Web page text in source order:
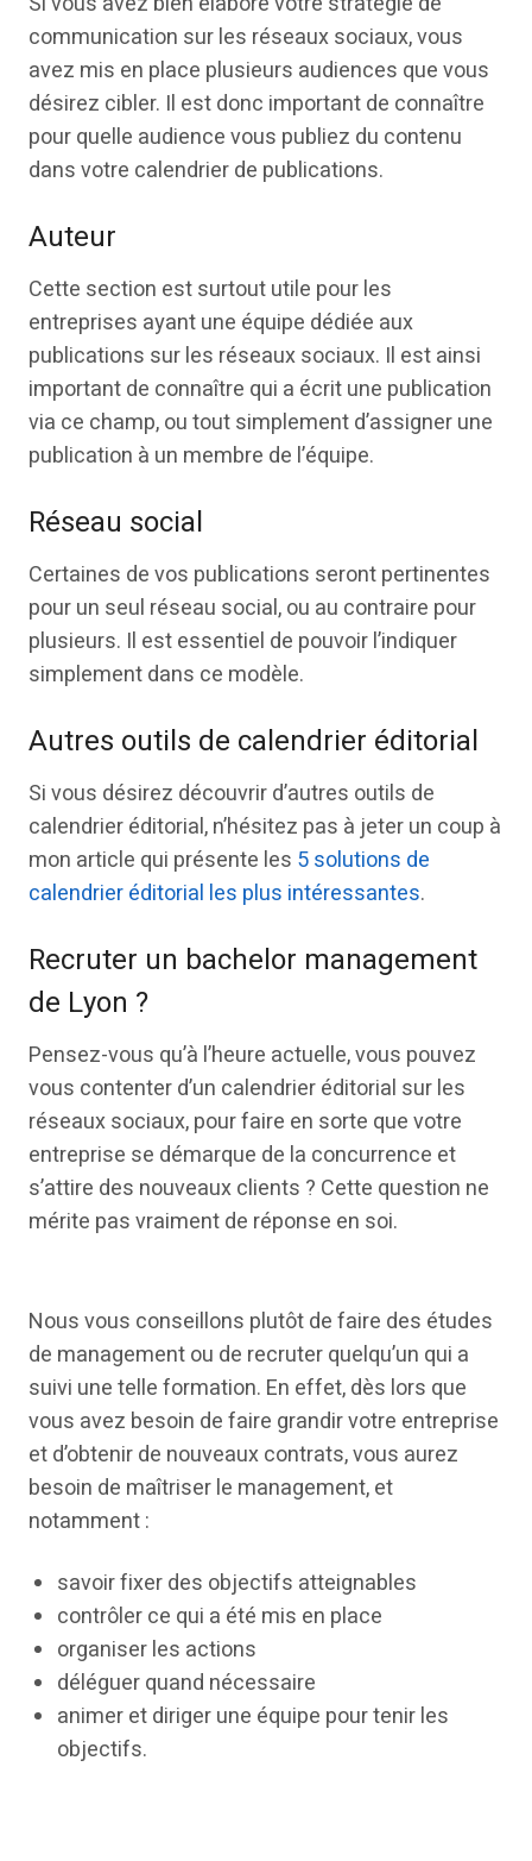
communication sur les réseaux sociaux, vous
avez mis en place plusieurs audiences que vous
désirez cibler. Il est donc important de connaître
pour quelle audience vous publiez du contenu
dans votre calendrier de publications.
Auteur
Cette section est surtout utile pour les
entreprises ayant une équipe dédiée aux
publications sur les réseaux sociaux. Il est ainsi
important de connaître qui a écrit une publication
via ce champ, ou tout simplement d’assigner une
publication à un membre de l’équipe.
Réseau social
Certaines de vos publications seront pertinentes
pour un seul réseau social, ou au contraire pour
plusieurs. Il est essentiel de pouvoir l’indiquer
simplement dans ce modèle.
Autres outils de calendrier éditorial
Si vous désirez découvrir d’autres outils de
calendrier éditorial, n’hésitez pas à jeter un coup à
mon article qui présente les 5 solutions de
calendrier éditorial les plus intéressantes.
Recruter un bachelor management
de Lyon ?
Pensez-vous qu’à l’heure actuelle, vous pouvez
vous contenter d’un calendrier éditorial sur les
réseaux sociaux, pour faire en sorte que votre
entreprise se démarque de la concurrence et
s’attire des nouveaux clients ? Cette question ne
mérite pas vraiment de réponse en soi.
Nous vous conseillons plutôt de faire des études
de management ou de recruter quelqu’un qui a
suivi une telle formation. En effet, dès lors que
vous avez besoin de faire grandir votre entreprise
et d’obtenir de nouveaux contrats, vous aurez
besoin de maîtriser le management, et
notamment :
savoir fixer des objectifs atteignables
contrôler ce qui a été mis en place
organiser les actions
déléguer quand nécessaire
animer et diriger une équipe pour tenir les
objectifs.